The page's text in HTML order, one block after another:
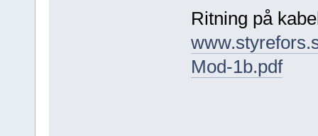
Ritning på
Mod-1b.pdf